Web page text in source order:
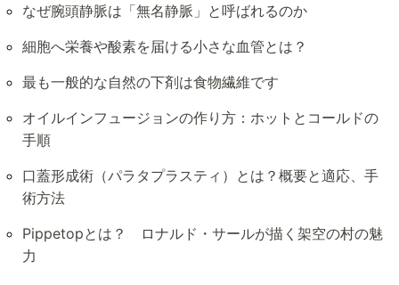
なぜ腕頭静脈は「無名静脈」と呼ばれるのか
細胞へ栄養や酸素を届ける小さな血管とは？
最も一般的な自然の下剤は食物繊維です
オイルインフュージョンの作り方：ホットとコールドの
手順
口蓋形成術（パラタプラスティ）とは？概要と適応、手
術方法
Pippetopとは？ ロナルド・サールが描く架空の村の魅
力